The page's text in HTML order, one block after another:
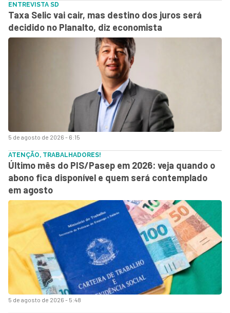
5 de agosto de 2026 - 6:15
ENTREVISTA SD
Taxa Selic vai cair, mas destino dos juros será
decidido no Planalto, diz economista
5 de agosto de 2026 - 5:48
ATENÇÃO, TRABALHADORES!
Último mês do PIS/Pasep em 2026: veja quando o
abono fica disponível e quem será contemplado
em agosto